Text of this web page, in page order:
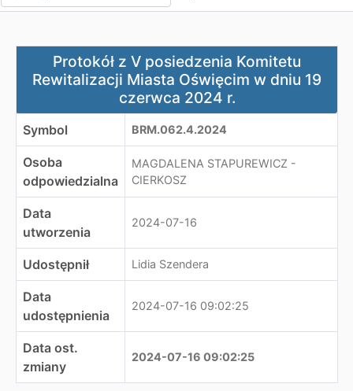
Protokół z V posiedzenia Komitetu Rewitalizacji
Protokół z V posiedzenia Komitetu
Rewitalizacji Miasta Oświęcim w dniu 19
czerwca 2024 r.
Symbol BRM.062.4.2024
Osoba
odpowiedzialna
MAGDALENA STAPUREWICZ -
CIERKOSZ
Data
utworzenia
2024-07-16
Udostępnił Lidia Szendera
Data
udostępnienia
2024-07-16 09:02:25
Data ost.
zmiany
2024-07-16 09:02:25